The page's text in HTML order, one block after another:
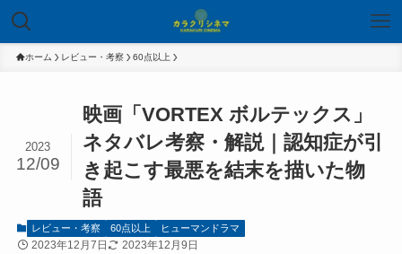
ホーム レビュー・考察 60点以上
映画「VORTEX ボルテックス」
ネタバレ考察・解説｜認知症が引
き起こす最悪を結末を描いた物
語
2023
12/09
レビュー・考察 60点以上 ヒューマンドラマ
2023年12月7日 2023年12月9日